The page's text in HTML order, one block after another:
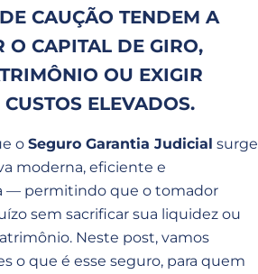
CAUÇÃO TENDEM A
O CAPITAL DE GIRO,
OU EXIGIR
ELEVADOS.
o Seguro Garantia Judicial surge
moderna, eficiente e
— permitindo que o tomador
sem sacrificar sua liquidez ou
Neste post, vamos
o que é esse seguro, para quem